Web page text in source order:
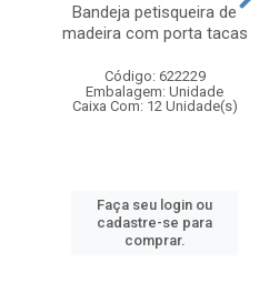
Bandeja petisqueira de
madeira com porta tacas
Código: 622229
Embalagem: Unidade
Caixa Com: 12 Unidade(s)
Faça seu login ou
cadastre-se para
comprar.